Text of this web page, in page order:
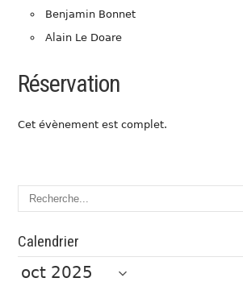
Benjamin Bonnet
Alain Le Doare
Réservation
Cet évènement est complet.
Calendrier